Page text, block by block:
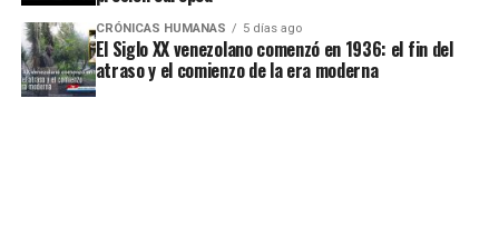
CRÓNICAS HUMANAS 5 días ago
El Siglo XX venezolano comenzó en 1936: el fin del
atraso y el comienzo de la era moderna